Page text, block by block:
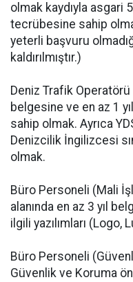
olmak kaydıyla asgari
tecrübesine sahip
yeterli başvuru
kaldırılmıştır.)
Deniz Trafik
belgesine ve en az 1
sahip olmak. Ayrıca
Denizcilik İngilizcesi
olmak.
Büro Personeli (Mali
alanında en az 3 yıl
ilgili yazılımları
Büro Personeli
Güvenlik ve Koruma